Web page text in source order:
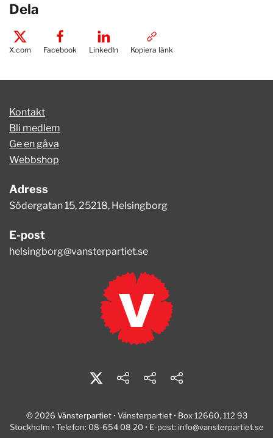
Dela
X.com Facebook LinkedIn Kopiera länk
Kontakt
Bli medlem
Ge en gåva
Webbshop
Adress
Södergatan 15, 25218, Helsingborg
E-post
helsingborg@vansterpartiet.se
© 2026 Vänsterpartiet • Vänsterpartiet • Box 12660, 112 93
Stockholm • Telefon: 08-654 08 20 • E-post: info@vansterpartiet.se